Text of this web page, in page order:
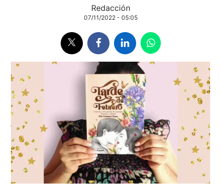
Redacción
07/11/2022 - 05:05